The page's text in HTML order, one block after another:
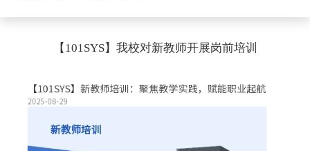
【101SYS】我校对新教师开展岗前培训